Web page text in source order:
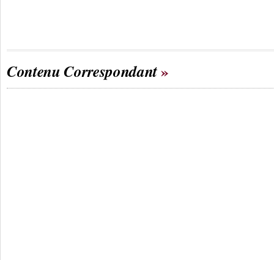
Contenu Correspondant